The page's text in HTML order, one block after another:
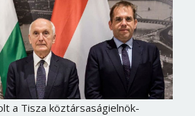
a Tisza köztársaságielnök-